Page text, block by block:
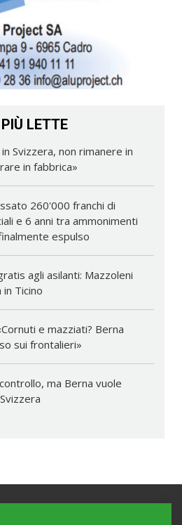
LETTE
Svizzera, non rimanere in
in fabbrica»
260'000 franchi di
e 6 anni tra ammonimenti
espulso
agli asilanti: Mazzoleni
in Ticino
e mazziati? Berna
sui frontalieri»
ma Berna vuole